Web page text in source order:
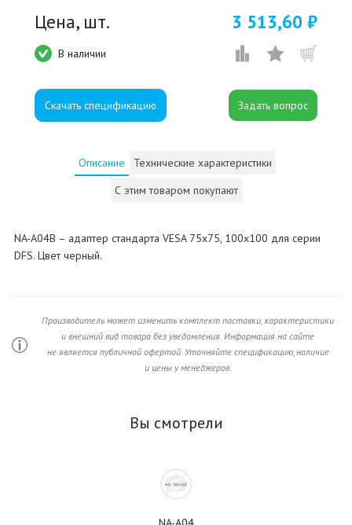
Цена, шт. 3 513,60 ₽
В наличии
Скачать спецификацию
Описание
Технические характеристики
С этим товаром покупают
NA-A04B – адаптер стандарта VESA 75х75, 100х100 для серии
DFS. Цвет черный.
Производитель может изменить комплект поставки, характеристики
и внешний вид товара без уведомления. Информация на сайте
не является публичной офертой. Уточняйте спецификацию, наличие
и цены у менеджеров.
Вы смотрели